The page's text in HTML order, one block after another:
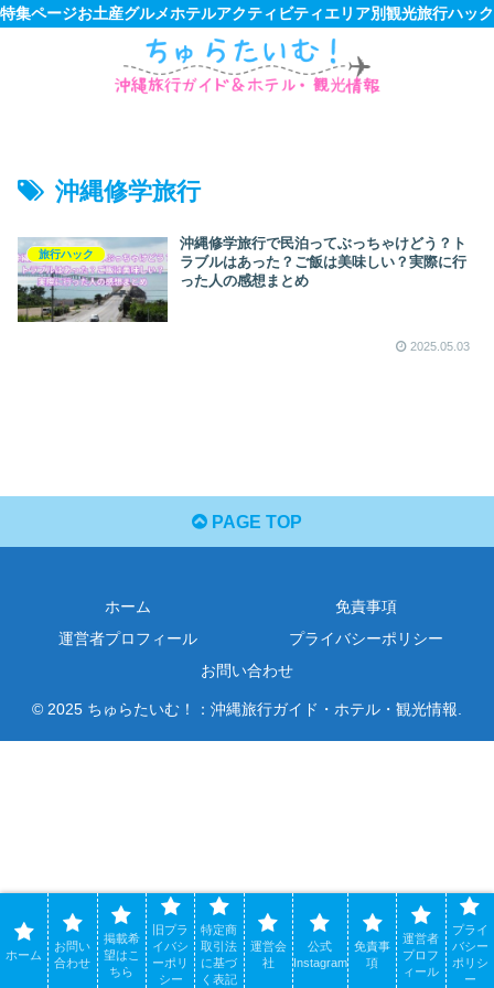
特集ページお土産グルメホテルアクティビティエリア別観光旅行ハック
沖縄修学旅行
旅行ハック
沖縄修学旅行で民泊ってぶっちゃけどう？ト
ラブルはあった？ご飯は美味しい？実際に行
った人の感想まとめ
2025.05.03
PAGE TOP
ホーム
免責事項
運営者プロフィール
プライバシーポリシー
お問い合わせ
© 2025 ちゅらたいむ！：沖縄旅行ガイド・ホテル・観光情報.
ホーム
お問い
合わせ
掲載希
望はこ
ちら
旧プラ
イバシ
ーポリ
シー
特定商
取引法
に基づ
く表記
運営会
社
公式
Instagram
免責事
項
運営者
プロフ
ィール
プライ
バシー
ポリシ
ー